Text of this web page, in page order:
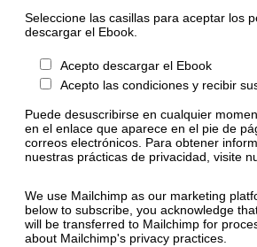
Seleccione las casillas para aceptar los
descargar el Ebook.
Acepto descargar el Ebook
Acepto las condiciones y recibir
Puede desuscribirse en cualquier
en el enlace que aparece en el pie de
correos electrónicos. Para obtener
nuestras prácticas de privacidad, visite
We use Mailchimp as our marketing
below to subscribe, you acknowledge
will be transferred to Mailchimp for
about Mailchimp's privacy practices.